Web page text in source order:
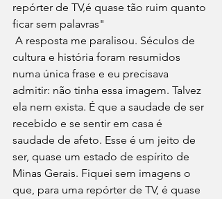
repórter de TV,é quase tão ruim quanto
ficar sem palavras"
cultura e história foram resumidos
numa única frase e eu precisava
admitir: não tinha essa imagem. Talvez
ela nem exista. É que a saudade de ser
recebido e se sentir em casa é
saudade de afeto. Esse é um jeito de
ser, quase um estado de espírito de
Minas Gerais. Fiquei sem imagens o
que, para uma repórter de TV, é quase